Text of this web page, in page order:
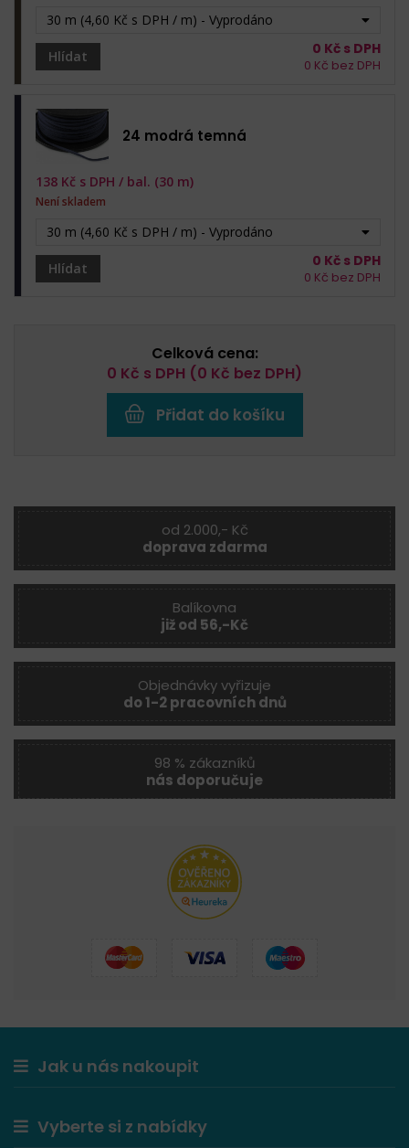
30 m (4,60 Kč s DPH / m) - Vyprodáno
Hlídat 0 Kč s DPH
0 Kč bez DPH
24 modrá temná
30 m (4,60 Kč s DPH / m) - Vyprodáno
Hlídat
138 Kč s DPH / bal. (30 m)
Není skladem
0 Kč s DPH
0 Kč bez DPH
Celková cena:
0 Kč s DPH (0 Kč bez DPH)
Přidat do košíku
od 2.000,- Kč
doprava zdarma
Balíkovna
již od 56,-Kč
Objednávky vyřizuje
do 1-2 pracovních dnů
98 % zákazníků
nás doporučuje
Jak u nás nakoupit
Vyberte si z nabídky